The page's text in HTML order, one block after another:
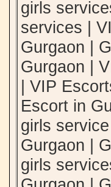
girls
services |
Gurgaon |
Gurgaon |
| VIP
Escort in
girls
Gurgaon |
girls